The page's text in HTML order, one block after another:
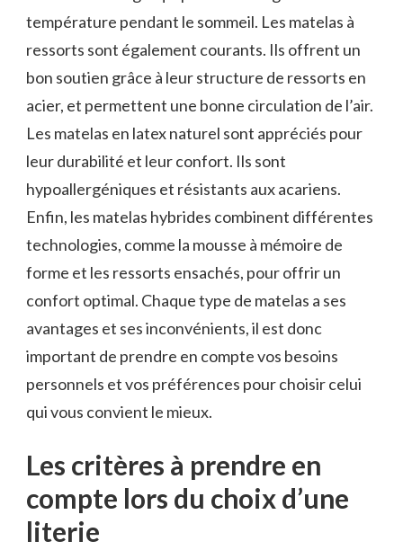
température pendant le sommeil. Les matelas à
ressorts sont également courants. Ils offrent un
bon soutien grâce à leur structure de ressorts en
acier, et permettent une bonne circulation de l’air.
Les matelas en latex naturel sont appréciés pour
leur durabilité et leur confort. Ils sont
hypoallergéniques et résistants aux acariens.
Enfin, les matelas hybrides combinent différentes
technologies, comme la mousse à mémoire de
forme et les ressorts ensachés, pour offrir un
confort optimal. Chaque type de matelas a ses
avantages et ses inconvénients, il est donc
important de prendre en compte vos besoins
personnels et vos préférences pour choisir celui
qui vous convient le mieux.
Les critères à prendre en
compte lors du choix d’une
literie